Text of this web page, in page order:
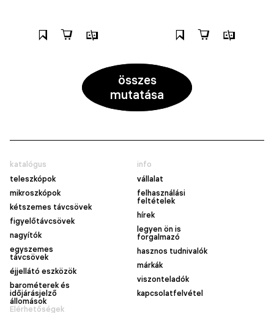
összes
mutatása
katalógus
teleszkópok
mikroszkópok
kétszemes távcsövek
figyelőtávcsövek
nagyítók
egyszemes
távcsövek
éjjellátó eszközök
barométerek és
időjárásjelző
állomások
info
vállalat
felhasználási
feltételek
hírek
legyen ön is
forgalmazó
hasznos tudnivalók
márkák
viszonteladók
kapcsolatfelvétel
Elérhetőségek